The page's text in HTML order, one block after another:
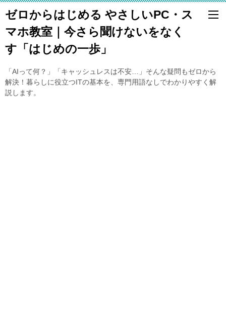
ゼロからはじめる やさしいPC・ス
マホ教室｜今さら聞けないをなく
す「はじめの一歩」
「AIって何？」「キャッシュレスは不安…」そんな疑問もゼロから
解決！暮らしに役立つITの基本を、専門用語なしでわかりやすく解
説します。